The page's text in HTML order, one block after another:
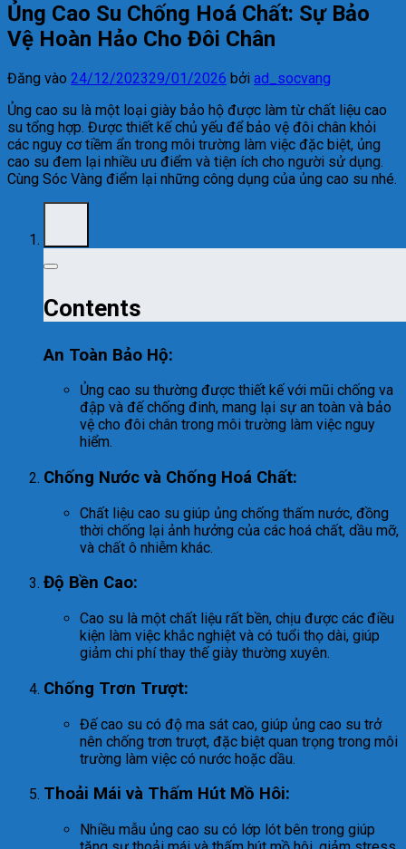
Ủng Cao Su Chống Hoá Chất: Sự Bảo
Vệ Hoàn Hảo Cho Đôi Chân
Đăng vào 24/12/202329/01/2026 bởi ad_socvang
Ủng cao su là một loại giày bảo hộ được làm từ chất liệu cao
su tổng hợp. Được thiết kế chủ yếu để bảo vệ đôi chân khỏi
các nguy cơ tiềm ẩn trong môi trường làm việc đặc biệt, ủng
cao su đem lại nhiều ưu điểm và tiện ích cho người sử dụng.
Cùng Sóc Vàng điểm lại những công dụng của ủng cao su nhé.
Contents
An Toàn Bảo Hộ:
Ủng cao su thường được thiết kế với mũi chống va
đập và đế chống đinh, mang lại sự an toàn và bảo
vệ cho đôi chân trong môi trường làm việc nguy
hiểm.
Chống Nước và Chống Hoá Chất:
Chất liệu cao su giúp ủng chống thấm nước, đồng
thời chống lại ảnh hưởng của các hoá chất, dầu mỡ,
và chất ô nhiễm khác.
Độ Bền Cao:
Cao su là một chất liệu rất bền, chịu được các điều
kiện làm việc khắc nghiệt và có tuổi thọ dài, giúp
giảm chi phí thay thế giày thường xuyên.
Chống Trơn Trượt:
Đế cao su có độ ma sát cao, giúp ủng cao su trở
nên chống trơn trượt, đặc biệt quan trọng trong môi
trường làm việc có nước hoặc dầu.
Thoải Mái và Thấm Hút Mồ Hôi:
Nhiều mẫu ủng cao su có lớp lót bên trong giúp